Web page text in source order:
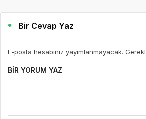
Bir Cevap Yaz
E-posta hesabınız yayımlanmayacak.
BIR YORUM YAZ